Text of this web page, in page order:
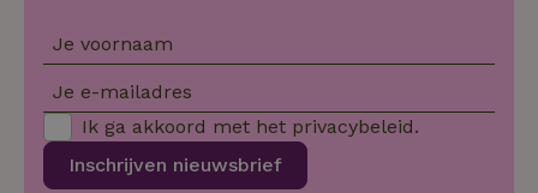
Je voornaam
Je e-mailadres
Inschrijven nieuwsbrief
Ik ga akkoord met het privacybeleid.
sessies.
_pinterest_ct_ua
.ct.pinterest.com